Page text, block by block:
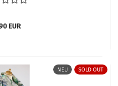
EUR
NEU SOLD OUT